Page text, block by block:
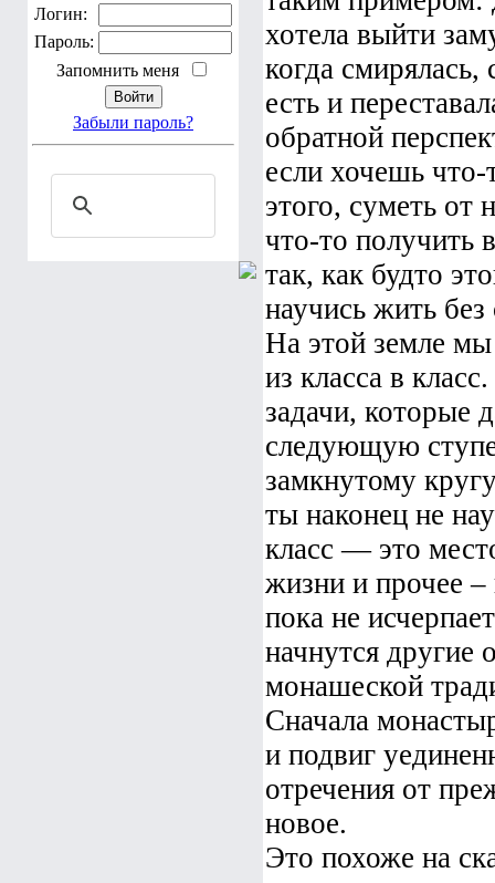
Логин:
Пароль:
Запомнить меня
Забыли пароль?
хотела выйти
когда
есть и
обратной
если хочешь
этого, суметь от
что-то получить
так, как будто
научись жить без
На этой земле
из класса в
задачи, которые
следующую
замкнутому
ты наконец не
класс — это
жизни и прочее –
пока не
начнутся другие
монашеской
Сначала
и подвиг
отречения от
новое.
Это похоже на